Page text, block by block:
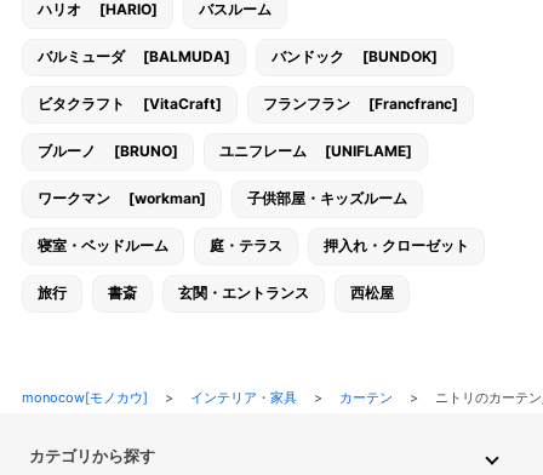
ハリオ [HARIO] バスルーム
バルミューダ [BALMUDA] バンドック [BUNDOK]
ビタクラフト [VitaCraft] フランフラン [Francfranc]
ブルーノ [BRUNO] ユニフレーム [UNIFLAME]
ワークマン [workman] 子供部屋・キッズルーム
寝室・ベッドルーム 庭・テラス 押入れ・クローゼット
旅行 書斎 玄関・エントランス 西松屋
monocow[モノカウ] > インテリア・家具> カーテン > ニトリのカーテ
カテゴリから探す